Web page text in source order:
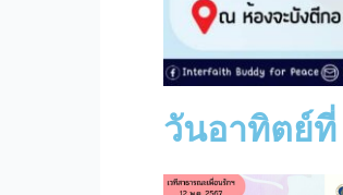
วันอาทิตย์ที่